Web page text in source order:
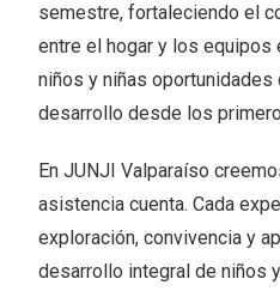
semestre, fortaleciendo el
entre el hogar y los equipos
niños y niñas oportunidades
desarrollo desde los
En JUNJI Valparaíso
asistencia cuenta. Cada
exploración, convivencia y
desarrollo integral de niños